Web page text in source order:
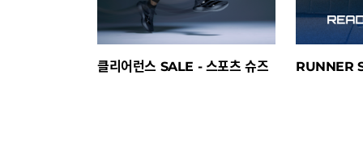
클리어런스 SALE - 스포츠 슈즈 RUNNER